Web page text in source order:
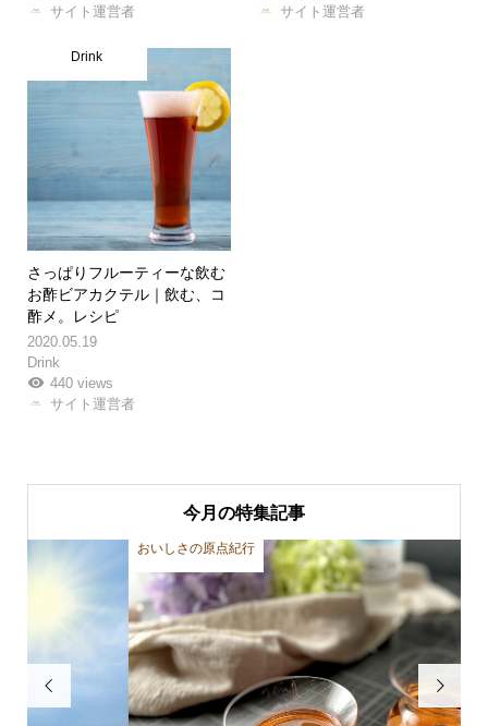
サイト運営者
サイト運営者
Drink
さっぱりフルーティーな飲む
お酢ビアカクテル｜飲む、コ
酢メ。レシピ
2020.05.19
Drink
440 views
サイト運営者
今月の特集記事

おいしさの原点紀行
